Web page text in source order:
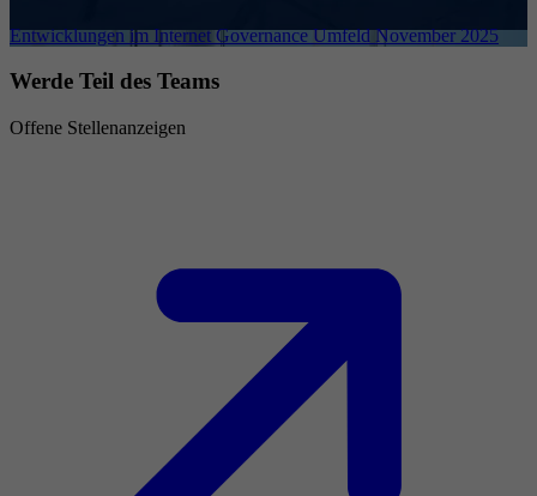
Entwicklungen im Internet Governance Umfeld November 2025
Werde Teil des Teams
Offene Stellenanzeigen